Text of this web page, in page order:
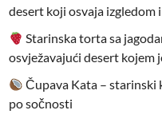
desert koji osvaja izgledom
Starinska torta sa
osvježavajući desert kojem
Čupava Kata – starinski
po sočnosti